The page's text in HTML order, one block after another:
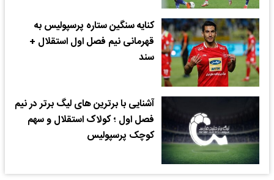
کنایه سنگین ستاره پرسپولیس به
قهرمانی نیم فصل اول استقلال +
سند
آشنایی با برترین های لیگ برتر در نیم
فصل اول ؛ کولاک استقلال و سهم
کوچک پرسپولیس